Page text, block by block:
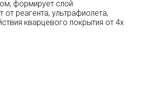
формирует слой
реагента, ультрафиолета,
кварцевого покрытия от 4х